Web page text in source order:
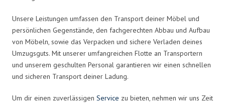
Unsere Leistungen umfassen den Transport deiner Möbel und
persönlichen Gegenstände, den fachgerechten Abbau und Aufbau
von Möbeln, sowie das Verpacken und sichere Verladen deines
Umzugsguts. Mit unserer umfangreichen Flotte an Transportern
und unserem geschulten Personal garantieren wir einen schnellen
und sicheren Transport deiner Ladung.
Um dir einen zuverlässigen Service zu bieten, nehmen wir uns Zeit